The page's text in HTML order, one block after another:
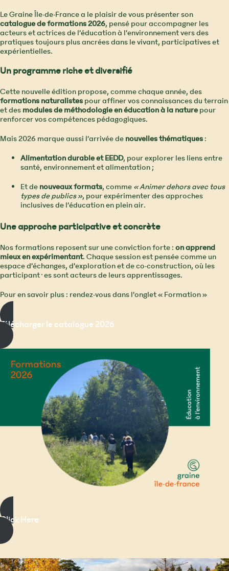
Le Graine Île-de-France a le plaisir de vous présenter son
catalogue de formations 2026, pensé pour accompagner les
acteurs et actrices de l’éducation à l’environnement vers des
pratiques toujours plus ancrées dans le vivant, participatives et
expérientielles.
Un programme riche et diversifié
Cette nouvelle édition propose, comme chaque année, des
formations naturalistespour affiner vos connaissances du terrain
et desmodules de méthodologie en éducation à la naturepour
renforcer vos compétences pédagogiques.
Mais 2026 marque aussi l’arrivée denouvelles thématiques:
Alimentation durable et EEDD, pour explorer les liens entre
santé, environnement et alimentation ;
Et denouveaux formats, comme« Animer dehors avec tous
types de publics », pour expérimenter des approches
inclusives de l’éducation en plein air.
Une approche participative et concrète
Nos formations reposent sur une conviction forte :on apprend
mieux en expérimentant. Chaque session est pensée comme un
espace d’échanges, d’exploration et de co-construction, où les
participant·es sont acteurs de leurs apprentissages.
Pour en savoir plus : rendez-vous dans l’onglet « Formation »
Télécharger le catalogue 2026
Click Here